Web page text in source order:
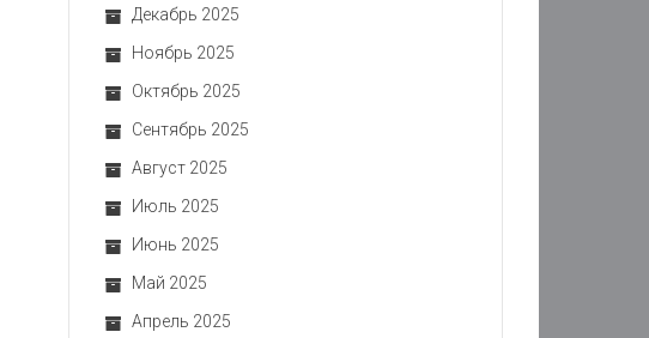
Декабрь 2025
Ноябрь 2025
Октябрь 2025
Сентябрь 2025
Август 2025
Июль 2025
Июнь 2025
Май 2025
Апрель 2025